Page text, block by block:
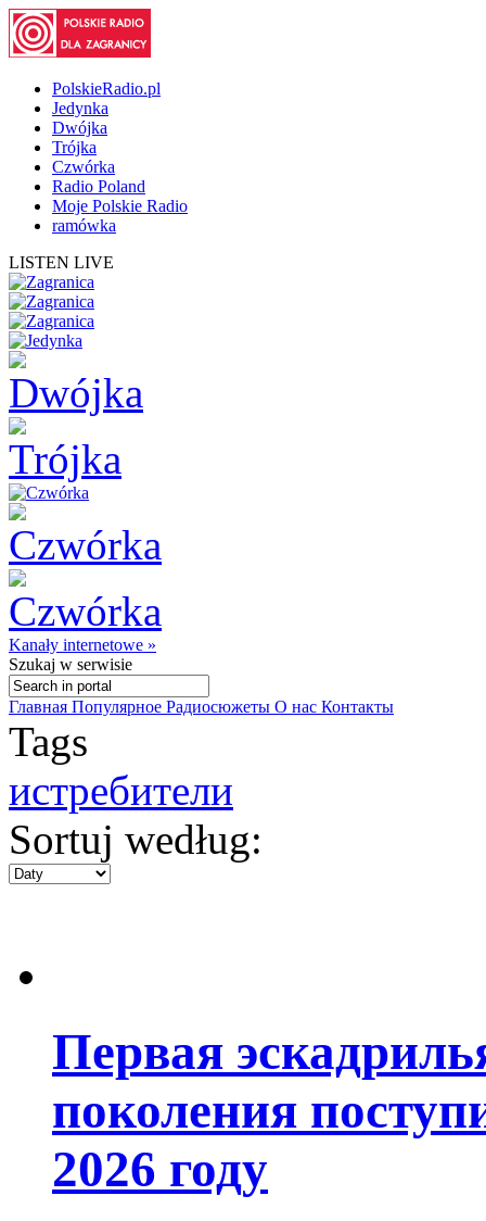
PolskieRadio.pl
Jedynka
Dwójka
Trójka
Czwórka
Radio Poland
Moje Polskie Radio
ramówka
LISTEN LIVE
Kanały internetowe »
Szukaj w serwisie
Главная Популярное Радиосюжеты О нас Контакты
Tags
истребители
Sortuj według:
Первая
поколения
2026 году